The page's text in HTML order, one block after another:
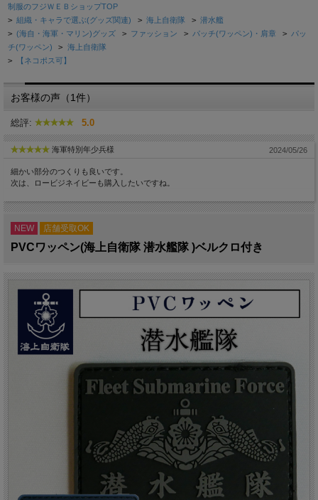
制服のフジＷＥＢショップTOP
> 組織・キャラで選ぶ(グッズ関連) > 海上自衛隊 > 潜水艦
> (海自・海軍・マリン)グッズ > ファッション > パッチ(ワッペン)・肩章 > パッ
チ(ワッペン)
> 海上自衛隊
> 【ネコポス可】
お客様の声（1件）
総評: 5.0
海軍特別年少兵様 2024/05/26
細かい部分のつくりも良いです。
次は、ロービジネイビーも購入したいですね。
NEW 店舗受取OK
PVCワッペン(海上自衛隊 潜水艦隊 )ベルクロ付き